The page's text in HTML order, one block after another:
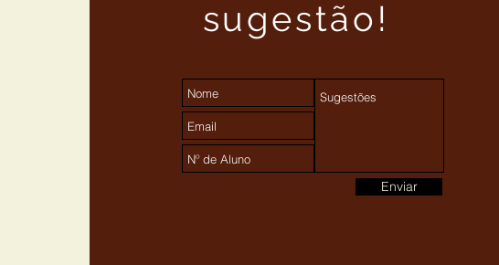
sugestão!
Enviar